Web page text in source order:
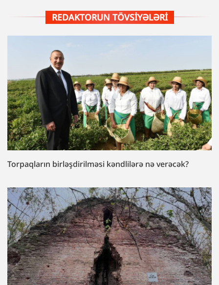
REDAKTORUN TÖVSIYƏLƏRI
Torpaqların birləşdirilməsi kəndlilərə nə verəcək?